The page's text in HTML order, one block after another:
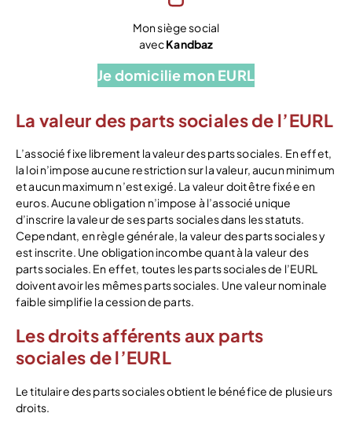
Mon siège social
avecKandbaz
Je domicilie mon EURL
La valeur des parts sociales de l’EURL
L’associé fixe librement la valeur des parts sociales. En effet,
la loi n’impose aucune restriction sur la valeur, aucun minimum
et aucun maximum n’est exigé. La valeur doit être fixée en
euros. Aucune obligation n’impose à l’associé unique
d’inscrire la valeur de ses parts sociales dans les statuts.
Cependant, en règle générale, la valeur des parts sociales y
est inscrite. Une obligation incombe quant à la valeur des
parts sociales. En effet, toutes les parts sociales de l’EURL
doivent avoir les mêmes parts sociales. Une valeur nominale
faible simplifie la cession de parts.
Les droits afférents aux parts
sociales de l’EURL
Le titulaire des parts sociales obtient le bénéfice de plusieurs
droits.